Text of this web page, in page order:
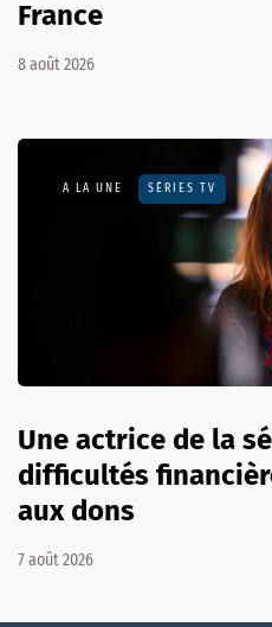
France
8 août 2026
A LA UNE SÉRIES TV
Une actrice de la
difficultés
aux dons
7 août 2026